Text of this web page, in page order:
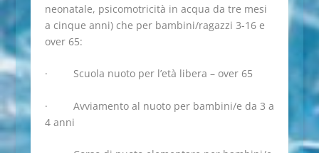
neonatale, psicomotricità in acqua da tre mesi
a cinque anni) che per bambini/ragazzi 3-16 e
over 65:
· Scuola nuoto per l’età libera – over 65
· Avviamento al nuoto per bambini/e da 3 a
4 anni